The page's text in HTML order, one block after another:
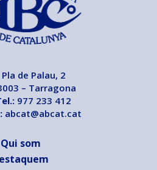
Pla de Palau, 2
– Tarragona
977 233 412
abcat@abcat.cat
Qui som